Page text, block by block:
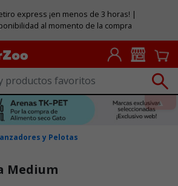
express ¡en menos de 3 horas! |
al momento de la compra
y Pelotas
Medium